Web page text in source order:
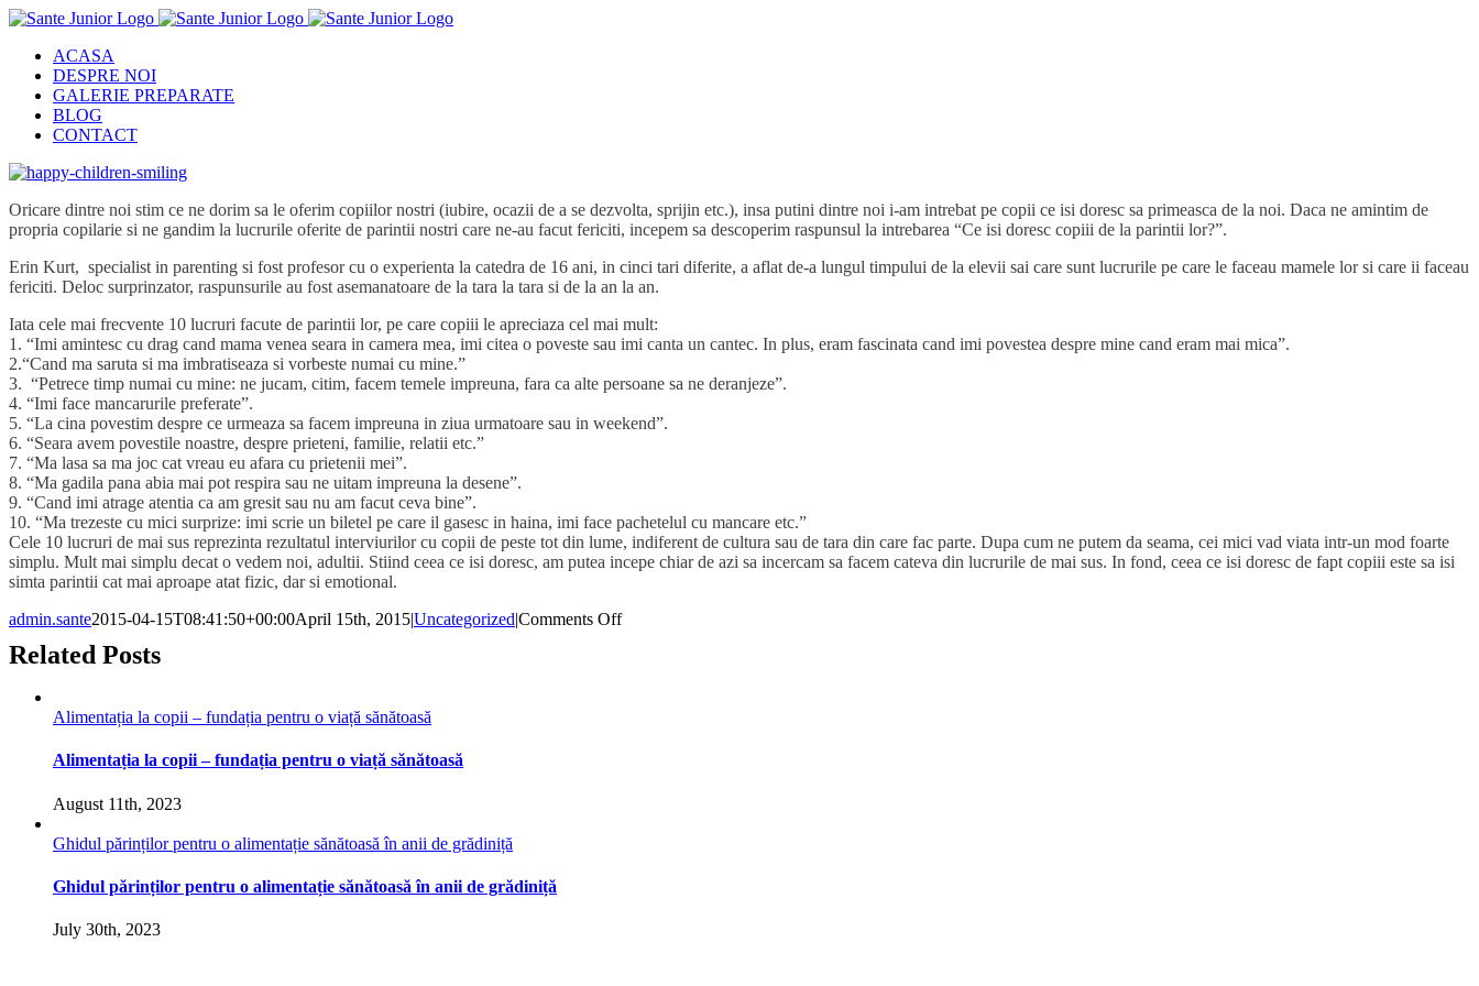
Skip
contentACASA
DESPRE NOI
GALERIE PREPARATE
BLOG
CONTACT
Oricare dintre noi stim ce ne dorim sa le oferim copiilor nostri (iubire, ocazii de a se dezvolta, sprijin etc.), insa putini dintre noi i-am intrebat pe copii ce isi doresc sa primeasca de la noi. Daca ne amintim de
propria copilarie si ne gandim la lucrurile oferite de parintii nostri care ne-au facut fericiti, incepem sa descoperim raspunsul la intrebarea “Ce isi doresc copiii de la parintii lor?”.
Erin Kurt, specialist in parenting si fost profesor cu o experienta la catedra de 16 ani, in cinci tari diferite, a aflat de-a lungul timpului de la elevii sai care sunt lucrurile pe care le faceau mamele lor si care ii faceau
fericiti. Deloc surprinzator, raspunsurile au fost asemanatoare de la tara la tara si de la an la an.
Iata cele mai frecvente 10 lucruri facute de parintii lor, pe care copiii le apreciaza cel mai mult:
1. “Imi amintesc cu drag cand mama venea seara in camera mea, imi citea o poveste sau imi canta un cantec. In plus, eram fascinata cand imi povestea despre mine cand eram mai mica”.
2.“Cand ma saruta si ma imbratiseaza si vorbeste numai cu mine.”
3. “Petrece timp numai cu mine: ne jucam, citim, facem temele impreuna, fara ca alte persoane sa ne deranjeze”.
4. “Imi face mancarurile preferate”.
5. “La cina povestim despre ce urmeaza sa facem impreuna in ziua urmatoare sau in weekend”.
6. “Seara avem povestile noastre, despre prieteni, familie, relatii etc.”
7. “Ma lasa sa ma joc cat vreau eu afara cu prietenii mei”.
8. “Ma gadila pana abia mai pot respira sau ne uitam impreuna la desene”.
9. “Cand imi atrage atentia ca am gresit sau nu am facut ceva bine”.
10. “Ma trezeste cu mici surprize: imi scrie un biletel pe care il gasesc in haina, imi face pachetelul cu mancare etc.”
Cele 10 lucruri de mai sus reprezinta rezultatul interviurilor cu copii de peste tot din lume, indiferent de cultura sau de tara din care fac parte. Dupa cum ne putem da seama, cei mici vad viata intr-un mod foarte
simplu. Mult mai simplu decat o vedem noi, adultii. Stiind ceea ce isi doresc, am putea incepe chiar de azi sa incercam sa facem cateva din lucrurile de mai sus. In fond, ceea ce isi doresc de fapt copiii este sa isi
simta parintii cat mai aproape atat fizic, dar si emotional.
admin.sante2015-04-15T08:41:50+00:00April 15th, 2015|Uncategorized|Comments Offon
Related Posts
Alimentația la copii – fundația pentru o viață sănătoasă
Alimentația la copii – fundația pentru o viață sănătoasă
August 11th, 2023
Ghidul părinților pentru o alimentație sănătoasă în anii de grădiniță
Ghidul părinților pentru o alimentație sănătoasă în anii de grădiniță
July 30th, 2023